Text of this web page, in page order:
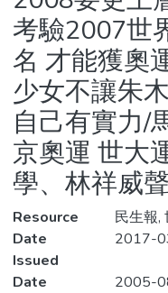
考驗2007世
名 才能獲奧
少女不讓朱
自己有實力/
京奧運 世大
學、林祥威
Resource
民生報,
Date
Issued
2017-
Date
2005-